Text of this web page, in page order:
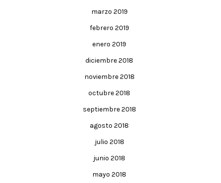
marzo 2019
febrero 2019
enero 2019
diciembre 2018
noviembre 2018
octubre 2018
septiembre 2018
agosto 2018
julio 2018
junio 2018
mayo 2018